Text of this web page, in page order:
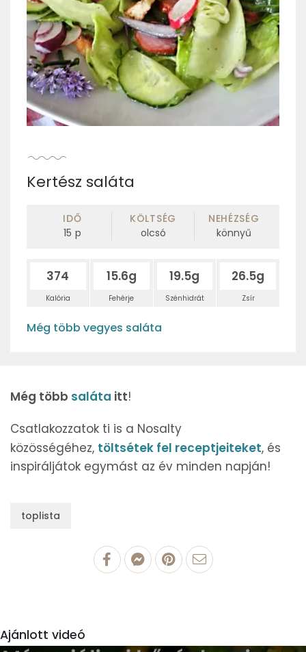
Kertész saláta
IDŐ
15 p
KÖLTSÉG
olcsó
NEHÉZSÉG
könnyű
374
Kalória
15.6g
Fehérje
19.5g
Szénhidrát
26.5g
Zsír
Még több vegyes saláta
Még több saláta itt!
Csatlakozzatok ti is a Nosalty
közösségéhez, töltsétek fel receptjeiteket, és
inspiráljátok egymást az év minden napján!
toplista
Ajánlott videó